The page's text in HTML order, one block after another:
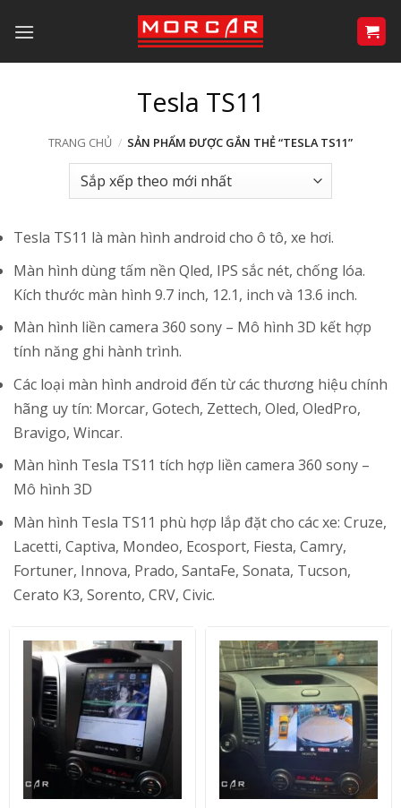
qua
nội
Tesla TS11
TRANG CHỦ / SẢN PHẨM ĐƯỢC GẮN THẺ “TESLA TS11”
Tesla TS11 là màn hình android cho ô tô, xe hơi.
Màn hình dùng tấm nền Qled, IPS sắc nét, chống lóa.
Kích thước màn hình 9.7 inch, 12.1, inch và 13.6 inch.
Màn hình liền camera 360 sony – Mô hình 3D kết hợp
tính năng ghi hành trình.
Các loại màn hình android đến từ các thương hiệu chính
hãng uy tín: Morcar, Gotech, Zettech, Oled, OledPro,
Bravigo, Wincar.
Màn hình Tesla TS11 tích hợp liền camera 360 sony –
Mô hình 3D
Màn hình Tesla TS11 phù hợp lắp đặt cho các xe: Cruze,
Lacetti, Captiva, Mondeo, Ecosport, Fiesta, Camry,
Fortuner, Innova, Prado, SantaFe, Sonata, Tucson,
Cerato K3, Sorento, CRV, Civic.